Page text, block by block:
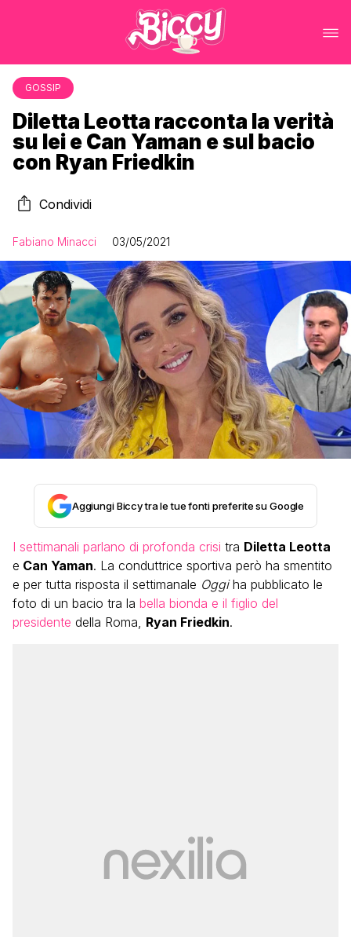
GOSSIP
Diletta Leotta racconta la verità
su lei e Can Yaman e sul bacio
con Ryan Friedkin
Condividi
Fabiano Minacci 03/05/2021
Aggiungi Biccy tra le tue fonti preferite su Google
I settimanali parlano di profonda crisi tra Diletta Leotta
e Can Yaman. La conduttrice sportiva però ha smentito
e per tutta risposta il settimanale Oggiha pubblicato le
foto di un bacio tra la bella bionda e il figlio del
presidente della Roma, Ryan Friedkin.